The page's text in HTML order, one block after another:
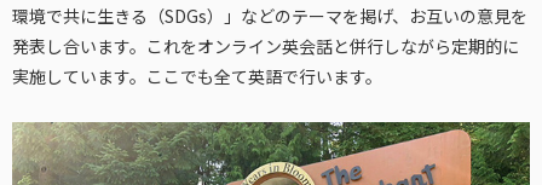
環境で共に生きる（SDGs）」などのテーマを掲げ、お互いの意見を
発表し合います。これをオンライン英会話と併行しながら定期的に
実施しています。ここでも全て英語で行います。